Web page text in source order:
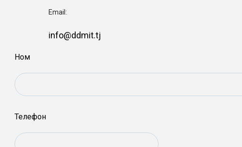
Email:
info@ddmit.tj
Ном
Телефон